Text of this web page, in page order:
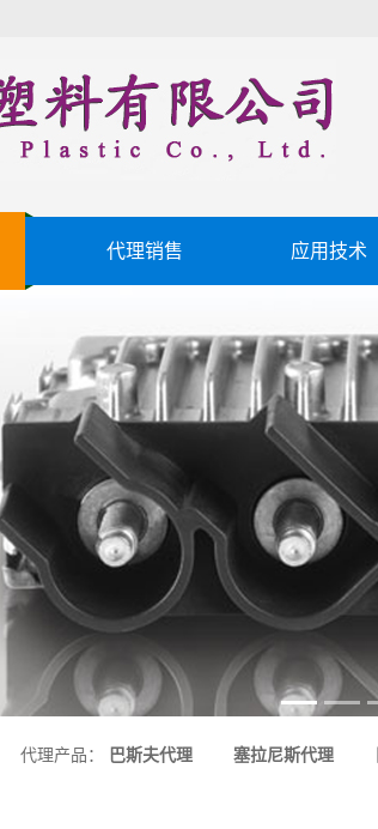
代理销售 应用技术
代理产品： 巴斯夫代理 塞拉尼斯代理